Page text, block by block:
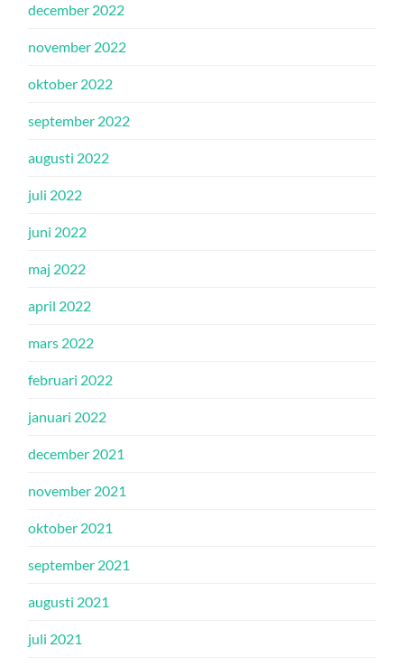
december 2022
november 2022
oktober 2022
september 2022
augusti 2022
juli 2022
juni 2022
maj 2022
april 2022
mars 2022
februari 2022
januari 2022
december 2021
november 2021
oktober 2021
september 2021
augusti 2021
juli 2021